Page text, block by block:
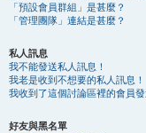
「預設會員群組」是甚麼？
「管理團隊」連結是甚麼？
私人訊息
我不能發送私人訊息！
我老是收到不想要的私人訊息！
我收到了這個討論區裡的會員
好友與黑名單